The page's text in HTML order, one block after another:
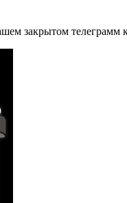
закрытом телеграмм